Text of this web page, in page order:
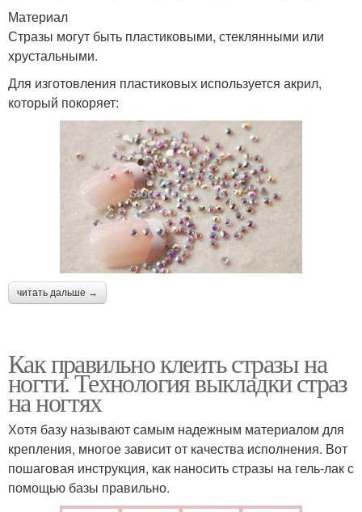
Материал
Стразы могут быть пластиковыми, стеклянными или
хрустальными.
Для изготовления пластиковых используется акрил,
который покоряет:
читать дальше →
Как правильно клеить стразы на
ногти. Технология выкладки страз
на ногтях
Хотя базу называют самым надежным материалом для
крепления, многое зависит от качества исполнения. Вот
пошаговая инструкция, как наносить стразы на гель-лак с
помощью базы правильно.